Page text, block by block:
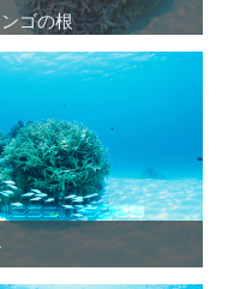
ゴの根
ゴの根